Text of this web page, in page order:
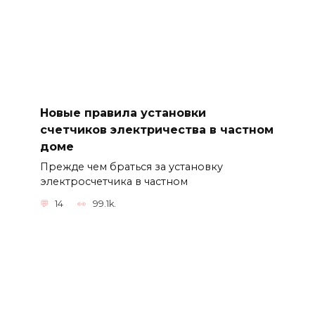
Новые правила установки
счетчиков электричества в частном
доме
Прежде чем браться за установку
электросчетчика в частном
14 99.1k.